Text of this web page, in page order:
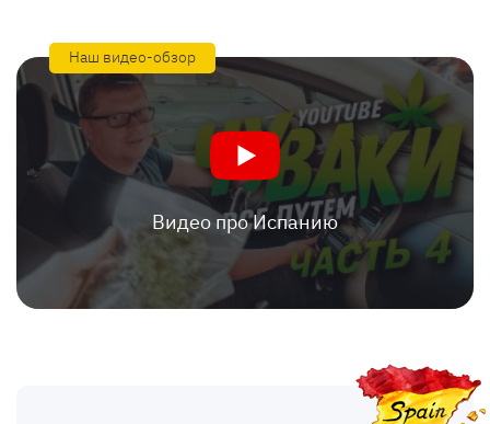
Наш видео-обзор
Видео про Испанию